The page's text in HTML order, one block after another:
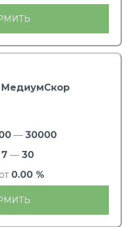
МедиумСкор
— 30000
7 — 30
0.00 %